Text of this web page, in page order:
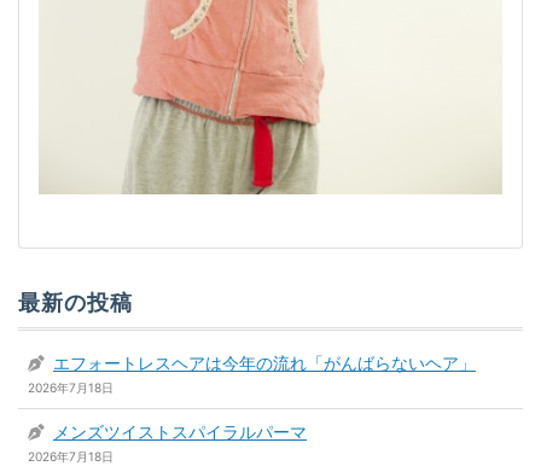
最新の投稿
エフォートレスヘアは今年の流れ「がんばらないヘア」
2026年7月18日
メンズツイストスパイラルパーマ
2026年7月18日